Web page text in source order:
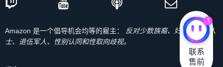
Amazon 是一个倡导机会均等的雇主：
反对少数族裔、妇女、残疾人
士、退伍军人、性别认同和性取向歧视。
1
联系
售前